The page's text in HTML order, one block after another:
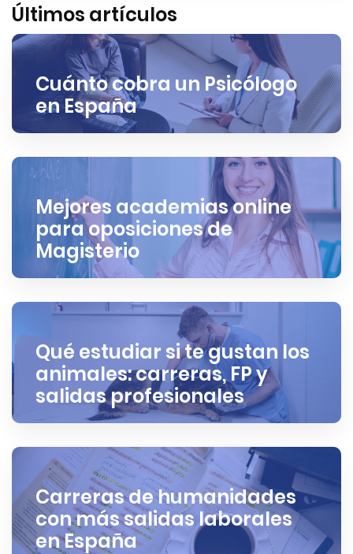
Últimos artículos
Cuánto cobra un Psicólogo
en España
Mejores academias online
para oposiciones de
Magisterio
Qué estudiar si te gustan los
animales: carreras, FP y
salidas profesionales
Carreras de humanidades
con más salidas laborales
en España